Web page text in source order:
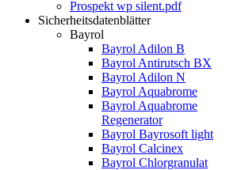
Prospekt wp silent.pdf
Sicherheitsdatenblätter
Bayrol
Bayrol Adilon B
Bayrol Antirutsch BX
Bayrol Adilon N
Bayrol Aquabrome
Bayrol Aquabrome
Regenerator
Bayrol Bayrosoft light
Bayrol Calcinex
Bayrol Chlorgranulat